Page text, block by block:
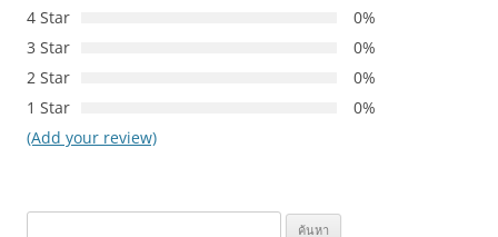
4 Star
0%
3 Star
0%
2 Star
0%
1 Star
0%
(Add your review)